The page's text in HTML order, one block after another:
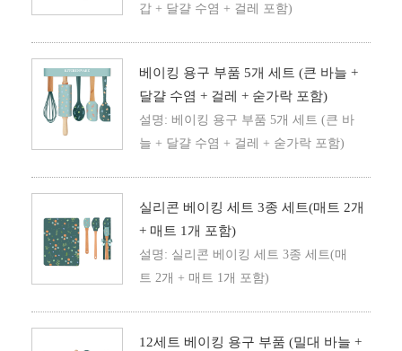
갑 + 달걀 수염 + 걸레 포함)
베이킹 용구 부품 5개 세트 (큰 바늘 +
달걀 수염 + 걸레 + 숟가락 포함)
설명: 베이킹 용구 부품 5개 세트 (큰 바
늘 + 달걀 수염 + 걸레 + 숟가락 포함)
실리콘 베이킹 세트 3종 세트(매트 2개
+ 매트 1개 포함)
설명: 실리콘 베이킹 세트 3종 세트(매
트 2개 + 매트 1개 포함)
12세트 베이킹 용구 부품 (밀대 바늘 +